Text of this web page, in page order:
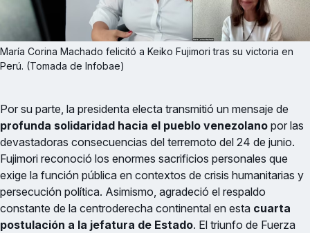
María Corina Machado felicitó a Keiko Fujimori tras su victoria en
Perú. (Tomada de Infobae)
Por su parte, la presidenta electa transmitió un mensaje de
profunda solidaridad hacia el pueblo venezolano por las
devastadoras consecuencias del terremoto del 24 de junio.
Fujimori reconoció los enormes sacrificios personales que
exige la función pública en contextos de crisis humanitarias y
persecución política. Asimismo, agradeció el respaldo
constante de la centroderecha continental en esta cuarta
postulación a la jefatura de Estado. El triunfo de Fuerza